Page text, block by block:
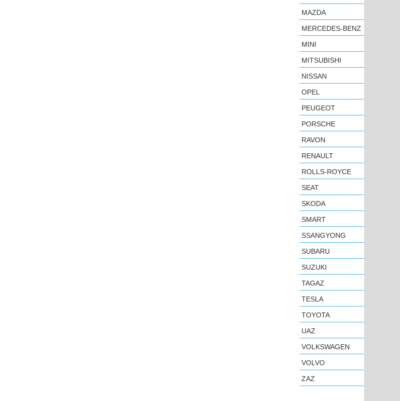
MAZDA
MERCEDES-BENZ
MINI
MITSUBISHI
NISSAN
OPEL
PEUGEOT
PORSCHE
RAVON
RENAULT
ROLLS-ROYCE
SEAT
SKODA
SMART
SSANGYONG
SUBARU
SUZUKI
TAGAZ
TESLA
TOYOTA
UAZ
VOLKSWAGEN
VOLVO
ZAZ